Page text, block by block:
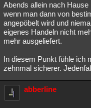
Astronomie Helpdesk
Musik Clash
Besucht Teilgenommen
Lesenswert
Abends allein nach
wenn man dann von
angepöbelt wird und
eigenes Handeln nicht
mehr ausgeliefert.
In diesem Punkt fühle ich
zehnmal sicherer.
abberline